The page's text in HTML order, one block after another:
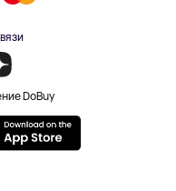
DoBuy
защищены